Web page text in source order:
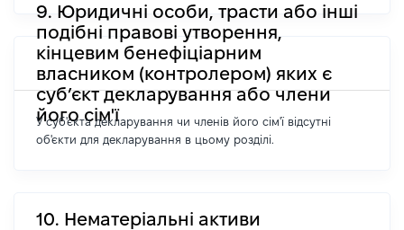
9. Юридичні особи, трасти або інші
подібні правові утворення,
кінцевим бенефіціарним
власником (контролером) яких є
суб’єкт декларування або члени
його сім'ї
У суб'єкта декларування чи членів його сім'ї відсутні
об'єкти для декларування в цьому розділі.
10. Нематеріальні активи